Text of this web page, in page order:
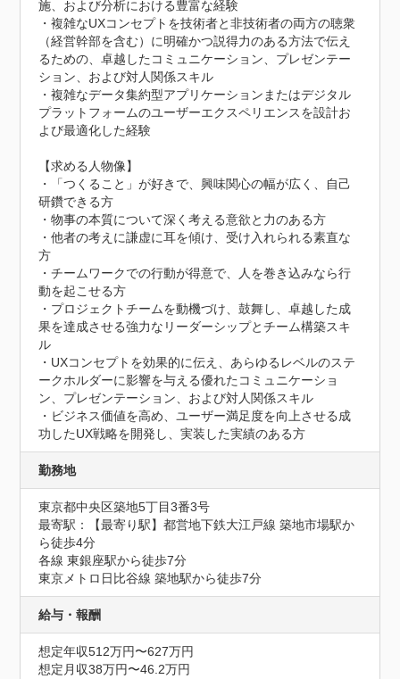
施、および分析における豊富な経験
・複雑なUXコンセプトを技術者と非技術者の両方の聴衆
（経営幹部を含む）に明確かつ説得力のある方法で伝え
るための、卓越したコミュニケーション、プレゼンテー
ション、および対人関係スキル
・複雑なデータ集約型アプリケーションまたはデジタル
プラットフォームのユーザーエクスペリエンスを設計お
よび最適化した経験
【求める人物像】
・「つくること」が好きで、興味関心の幅が広く、自己
研鑽できる方
・物事の本質について深く考える意欲と力のある方
・他者の考えに謙虚に耳を傾け、受け入れられる素直な
方
・チームワークでの行動が得意で、人を巻き込みなら行
動を起こせる方
・プロジェクトチームを動機づけ、鼓舞し、卓越した成
果を達成させる強力なリーダーシップとチーム構築スキ
ル
・UXコンセプトを効果的に伝え、あらゆるレベルのステ
ークホルダーに影響を与える優れたコミュニケーショ
ン、プレゼンテーション、および対人関係スキル
・ビジネス価値を高め、ユーザー満足度を向上させる成
功したUX戦略を開発し、実装した実績のある方
勤務地
東京都中央区築地5丁目3番3号
最寄駅：【最寄り駅】都営地下鉄大江戸線 築地市場駅か
ら徒歩4分
各線 東銀座駅から徒歩7分
東京メトロ日比谷線 築地駅から徒歩7分
給与・報酬
想定年収512万円〜627万円
想定月収38万円〜46.2万円